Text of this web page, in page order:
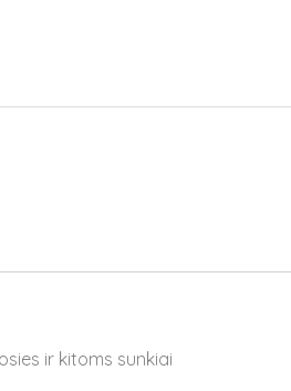
ir kitoms sunkiai